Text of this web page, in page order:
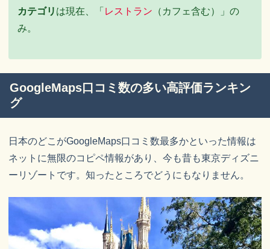
カテゴリ は現在、「 レストラン （カフェ含む）」の
み。
GoogleMaps口コミ数の多い高評価ランキン
グ
日本のどこがGoogleMaps口コミ数最多かといった情報は
ネットに無限のコピペ情報があり、今も昔も東京ディズニ
ーリゾートです。知ったところでどうにもなりません。